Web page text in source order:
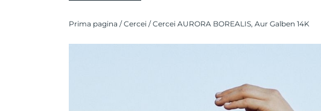
Prima pagina /Cercei / Cercei AURORA BOREALIS, Aur Galben 14K